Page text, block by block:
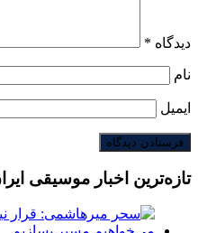
دیدگاه *
نام
ایمیل
تازه‌ترین اخبار موسیقی